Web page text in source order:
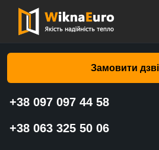
Замовити
+38 097 097 44 58
+38 063 325 50 06
Головна сторінка»Каталог
вікна Перламутрова срібна d 4 –
Ролети на вікна